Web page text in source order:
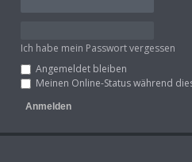
Ich habe mein Passwort vergessen
Angemeldet bleiben
Meinen Online-Status während